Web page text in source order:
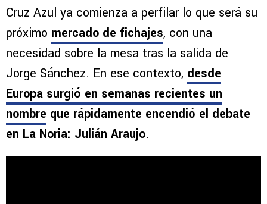
Cruz Azul ya comienza a perfilar lo que será su
próximo mercado de fichajes, con una
necesidad sobre la mesa tras la salida de
Jorge Sánchez. En ese contexto, desde
Europa surgió en semanas recientes un
nombre que rápidamente encendió el debate
en La Noria: Julián Araujo.